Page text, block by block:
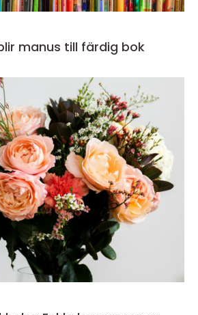
så blir manus till färdig bok